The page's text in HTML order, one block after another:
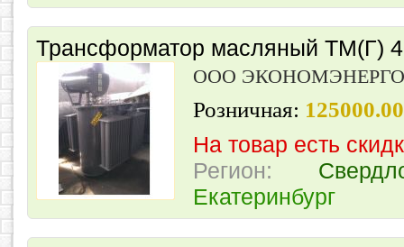
Трансформатор масляный ТМ(Г)
ООО ЭКОНОМЭНЕРГО
Розничная:
На товар есть
Регион:
Екатеринбург